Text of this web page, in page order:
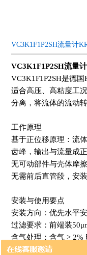
VC3K1F1P2SH流量计
VC3K1F1P2SH流量
VC3K1F1P2SH是德
适合高压、高粘度工
分离，将流体的流动
工作原理
基于正位移原理：流
齿峰，输出与流量成
无可动部件与壳体摩
无需前后直管段，安
安装与使用要点
安装方向：优先水平
过滤要求：前端装
含气处理：含气 > 2%